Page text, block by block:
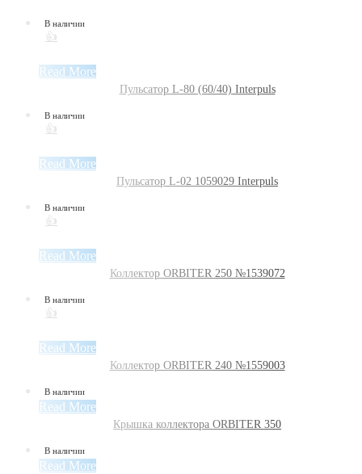
В наличии
👍
Read More
Пульсатор L-80 (60/40) Interpuls
В наличии
👍
Read More
Пульсатор L-02 1059029 Interpuls
В наличии
👍
Read More
Коллектор ORBITER 250 №1539072
В наличии
👍
Read More
Коллектор ORBITER 240 №1559003
В наличии
Read More
Крышка коллектора ORBITER 350
В наличии
Read More